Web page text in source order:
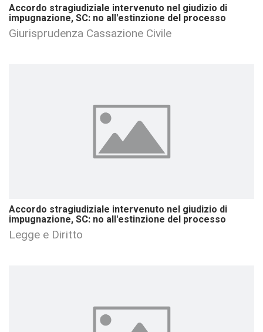
Accordo stragiudiziale intervenuto nel giudizio di
impugnazione, SC: no all'estinzione del processo
Giurisprudenza Cassazione Civile
Accordo stragiudiziale intervenuto nel giudizio di
impugnazione, SC: no all'estinzione del processo
Legge e Diritto